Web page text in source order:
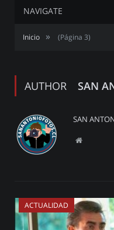
NAVIGATE
Inicio » (Página 3)
AUTHOR SAN
SAN
Website
ACTUALIDAD